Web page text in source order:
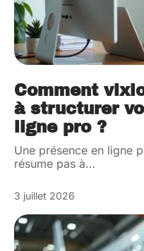
Comment
à structurer
ligne pro ?
Une présence en ligne
résume pas à…
3 juillet 2026